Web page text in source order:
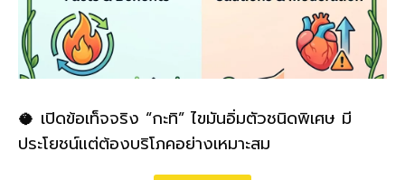
🥥 เปิดข้อเท็จจริง “กะทิ” ไขมันอิ่มตัวชนิดพิเศษ มี
ประโยชน์แต่ต้องบริโภคอย่างเหมาะสม